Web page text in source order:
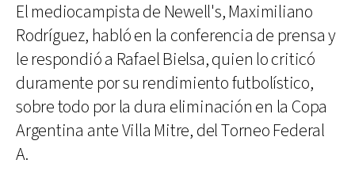
El mediocampista de Newell's, Maximiliano
Rodríguez, habló en la conferencia de prensa y
le respondió a Rafael Bielsa, quien lo criticó
duramente por su rendimiento futbolístico,
sobre todo por la dura eliminación en la Copa
Argentina ante Villa Mitre, del Torneo Federal
A.